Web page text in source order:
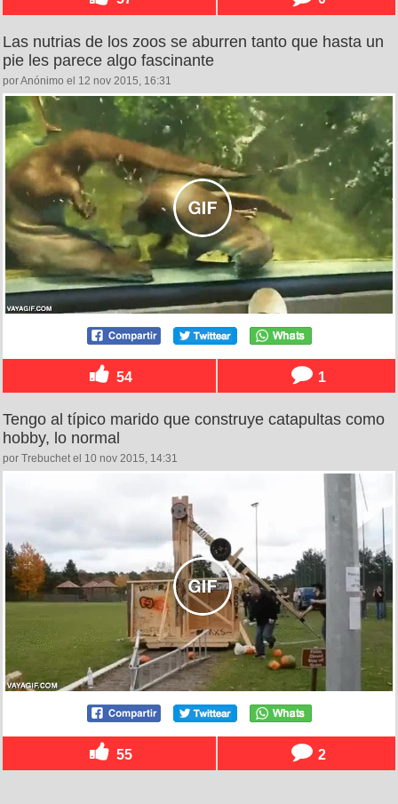
Las nutrias de los zoos se aburren tanto que hasta un
pie les parece algo fascinante
por Anónimo el 12 nov 2015, 16:31
54 1
Tengo al típico marido que construye catapultas como
hobby, lo normal
por Trebuchet el 10 nov 2015, 14:31
55 2